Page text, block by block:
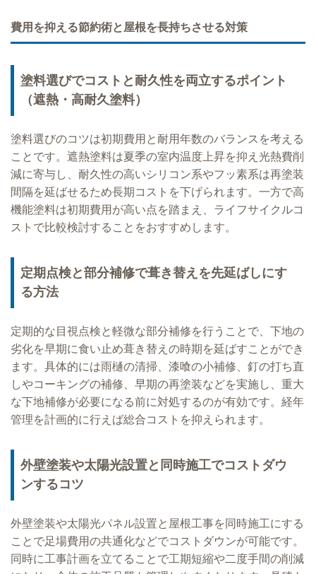
費用を抑える節約術と屋根を長持ちさせる対策
塗料選びでコストと耐久性を両立するポイント
（遮熱・高耐久塗料）
塗料選びのコツは初期費用と耐用年数のバランスを考える
ことです。遮熱塗料は夏季の室内温度上昇を抑え光熱費削
減に寄与し、耐久性の高いシリコン系やフッ素系は再塗装
間隔を延ばせるため長期コストを下げられます。一方で高
機能塗料は初期費用が高い点を踏まえ、ライフサイクルコ
ストで比較検討することをおすすめします。
定期点検と部分補修で葺き替えを先延ばしにす
る方法
定期的な目視点検と軽微な部分補修を行うことで、下地の
劣化を早期に食い止め葺き替えの時期を延ばすことができ
ます。具体的には雨樋の清掃、漆喰の小補修、釘の打ち直
しやコーキングの補修、早期の再塗装などを実施し、重大
な下地補修が必要になる前に対処するのが有効です。経年
管理を計画的に行えば総合コストを抑えられます。
外壁塗装や太陽光設置と同時施工でコストダウ
ンするコツ
外壁塗装や太陽光パネル設置と屋根工事を同時施工にする
ことで足場費用の共通化などでコストダウンが可能です。
同時に工事計画を立てることで工期短縮や二度手間の削減